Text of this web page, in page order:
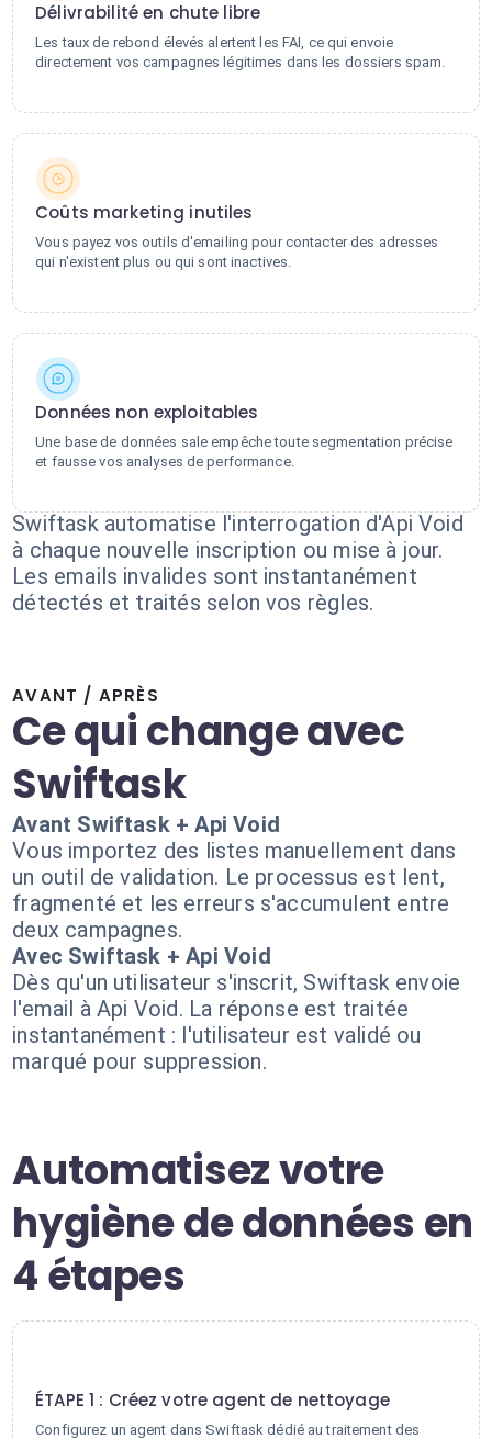
Délivrabilité en chute libre
Les taux de rebond élevés alertent les FAI, ce qui envoie
directement vos campagnes légitimes dans les dossiers spam.
Coûts marketing inutiles
Vous payez vos outils d'emailing pour contacter des adresses
qui n'existent plus ou qui sont inactives.
Données non exploitables
Une base de données sale empêche toute segmentation précise
et fausse vos analyses de performance.
Swiftask automatise l'interrogation d'Api Void
à chaque nouvelle inscription ou mise à jour.
Les emails invalides sont instantanément
détectés et traités selon vos règles.
AVANT / APRÈS
Ce qui change avec
Swiftask
Avant Swiftask + Api Void
Vous importez des listes manuellement dans
un outil de validation. Le processus est lent,
fragmenté et les erreurs s'accumulent entre
deux campagnes.
Avec Swiftask + Api Void
Dès qu'un utilisateur s'inscrit, Swiftask envoie
l'email à Api Void. La réponse est traitée
instantanément : l'utilisateur est validé ou
marqué pour suppression.
Automatisez votre
hygiène de données en
4 étapes
ÉTAPE 1 : Créez votre agent de nettoyage
Configurez un agent dans Swiftask dédié au traitement des